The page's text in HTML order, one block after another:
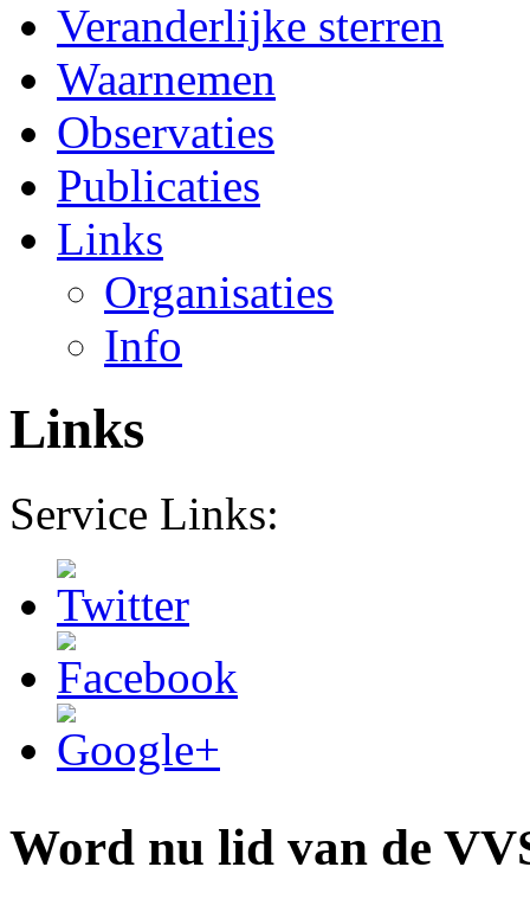
Veranderlijke sterren
Waarnemen
Observaties
Publicaties
Links
Organisaties
Info
Links
Service Links:
Word nu lid van de